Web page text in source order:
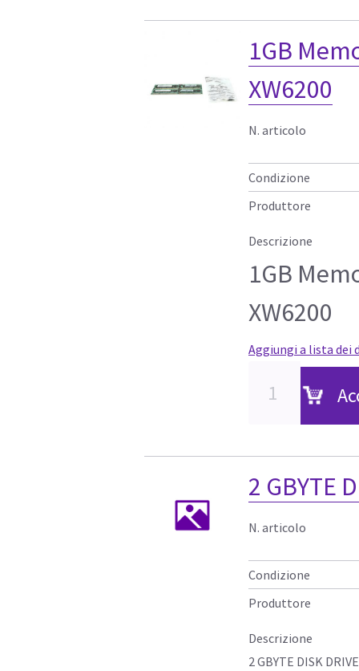
1GB
XW6200
N. articolo
Condizione
Produttore
Descrizione
1GB
XW6200
Aggiungi a lista dei
2 GBYTE
N. articolo
Condizione
Produttore
Descrizione
2 GBYTE DISK DRIVE